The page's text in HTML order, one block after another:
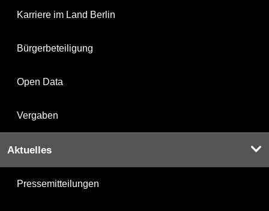
Karriere im Land Berlin
Bürgerbeteiligung
Open Data
Vergaben
Aktuelles
Pressemitteilungen